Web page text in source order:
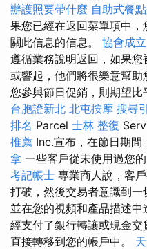
辦護照要帶什麼 自助式餐
果您已經在返回菜單項中
關此信息的信息。 協會成立
遵循業務說明返回，如果
或響起，他們將很樂意幫
您參與節日促銷，則期望比
台胞證新北 北屯按摩 搜尋
排名 Parcel 士林 整復
推薦 Inc.宣布，在節日期間
拿 一些客戶從未使用過您
考記帳士 專業商人說，客
打破，然後交易者意識到一
並在您的視頻和產品描述
經支付了銀行轉讓或現金
直接轉移到您的帳戶中。